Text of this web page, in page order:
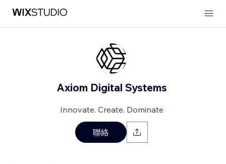
Axiom Digital Systems
Innovate. Create. Dominate
聯絡